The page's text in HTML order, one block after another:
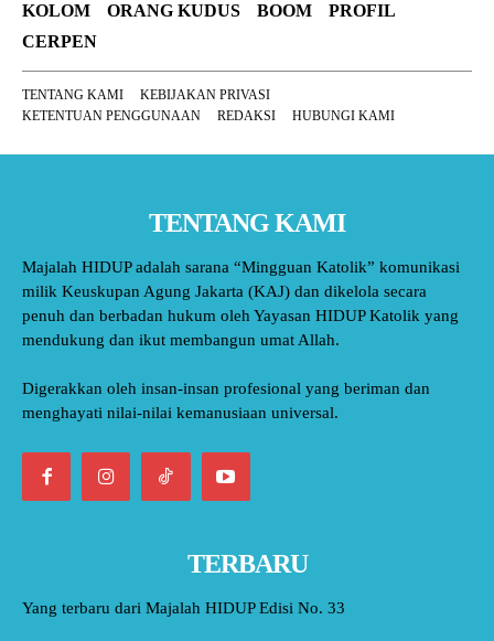
KOLOM
ORANG KUDUS BOOM
PROFIL
CERPEN
TENTANG KAMI
KEBIJAKAN PRIVASI
KETENTUAN PENGGUNAAN
REDAKSI HUBUNGI KAMI
TENTANG KAMI
Majalah HIDUP adalah sarana “Mingguan Katolik” komunikasi
milik Keuskupan Agung Jakarta (KAJ) dan dikelola secara
penuh dan berbadan hukum oleh Yayasan HIDUP Katolik yang
mendukung dan ikut membangun umat Allah.
Digerakkan oleh insan-insan profesional yang beriman dan
menghayati nilai-nilai kemanusiaan universal.
TERBARU
Yang terbaru dari Majalah HIDUP Edisi No. 33